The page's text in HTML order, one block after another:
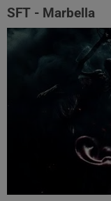
SFT - Marbella